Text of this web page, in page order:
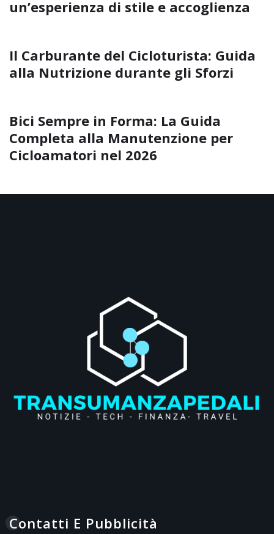
un’esperienza di stile e accoglienza
Il Carburante del Cicloturista: Guida
alla Nutrizione durante gli Sforzi
Bici Sempre in Forma: La Guida
Completa alla Manutenzione per
Cicloamatori nel 2026
Contatti E Pubblicità